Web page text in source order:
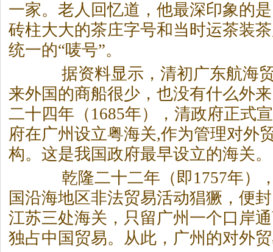
一家。老人回忆道，他最深印象的
砖柱大大的茶庄字号和当时运茶装
统一的“唛号”。
据资料显示，清初广东航海贸
来外国的商船很少，也没有什么外
二十四年（1685年），清政府正式
府在广州设立粤海关,作为管理对外
构。这是我国政府最早设立的海关。
乾隆二十二年（即1757年）
国沿海地区非法贸易活动猖獗，便
江苏三处海关，只留广州一个口岸
独占中国贸易。从此，广州的对外